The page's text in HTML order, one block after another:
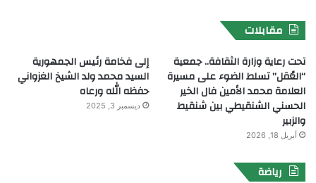
مقابلات
تحت رعاية وزارة الثقافة.. جمعية
“العُقل” تسلط الضوء على مسيرة
العلامة محمد الأمين فال الخير
الحسني الشنقيطي بين شنقيط
والزبير
أبريل 18, 2026
إلى فخامة رئيس الجمهورية
السيد محمد ولد الشيخ الغزواني
حفظه الله ورعاه
ديسمبر 3, 2025
رياضة